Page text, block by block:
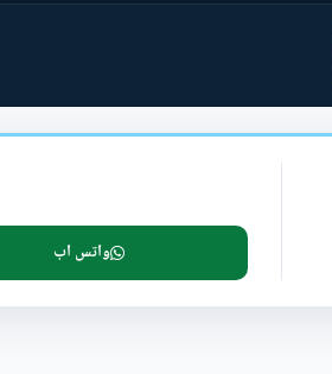
واتس اب